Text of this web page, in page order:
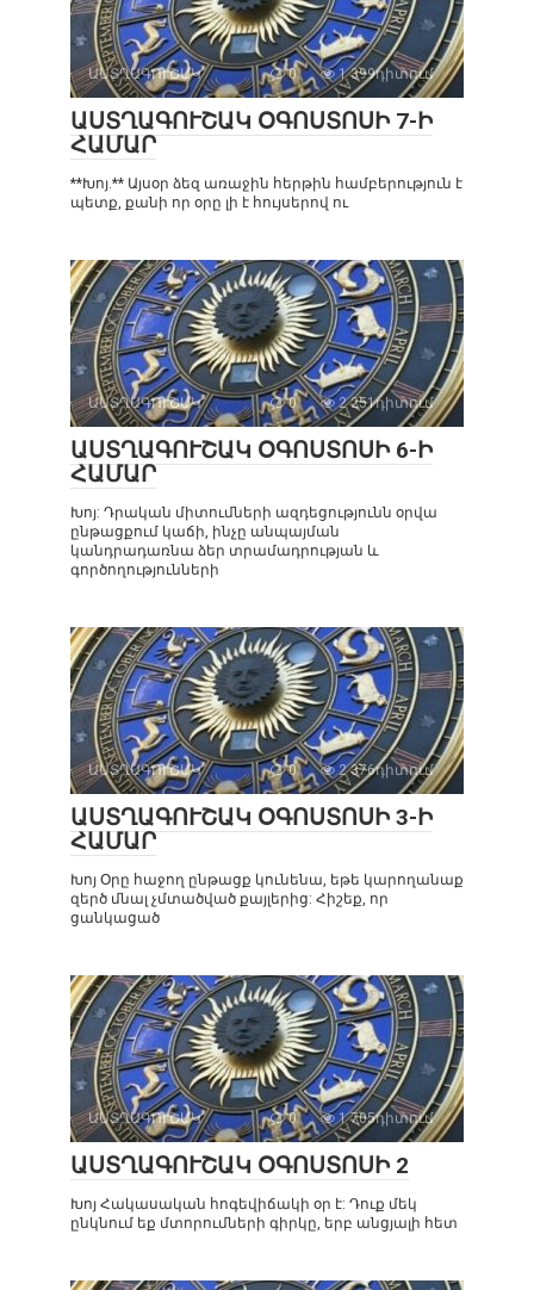
ԱՍՏՂԱԳՈՒՇԱԿ 0 1 399դիտում
ԱՍՏՂԱԳՈՒՇԱԿ ՕԳՈՍՏՈՍԻ 7-Ի
ՀԱՄԱՐ
**Խոյ.** Այսօր ձեզ առաջին հերթին համբերություն է
պետք, քանի որ օրը լի է հույսերով ու
ԱՍՏՂԱԳՈՒՇԱԿ 0 2 251դիտում
ԱՍՏՂԱԳՈՒՇԱԿ ՕԳՈՍՏՈՍԻ 6-Ի
ՀԱՄԱՐ
Խոյ: Դրական միտումների ազդեցությունն օրվա
ընթացքում կաճի, ինչը անպայման
կանդրադառնա ձեր տրամադրության և
գործողությունների
ԱՍՏՂԱԳՈՒՇԱԿ 0 2 376դիտում
ԱՍՏՂԱԳՈՒՇԱԿ ՕԳՈՍՏՈՍԻ 3-Ի
ՀԱՄԱՐ
Խոյ Օրը հաջող ընթացք կունենա, եթե կարողանաք
զերծ մնալ չմտածված քայլերից: Հիշեք, որ
ցանկացած
ԱՍՏՂԱԳՈՒՇԱԿ 0 1 705դիտում
ԱՍՏՂԱԳՈՒՇԱԿ ՕԳՈՍՏՈՍԻ 2
Խոյ Հակասական հոգեվիճակի օր է: Դուք մեկ
ընկնում եք մտորումների գիրկը, երբ անցյալի հետ